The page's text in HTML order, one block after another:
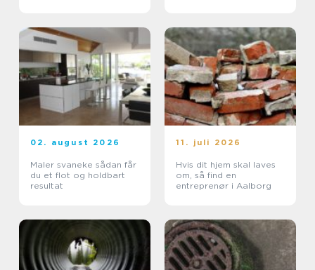
02. august 2026
Maler svaneke sådan får
du et flot og holdbart
resultat
11. juli 2026
Hvis dit hjem skal laves
om, så find en
entreprenør i Aalborg